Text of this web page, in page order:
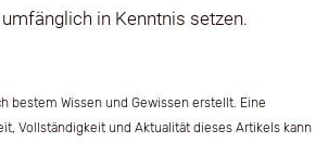
in Kenntnis setzen.
bestem Wissen und Gewissen erstellt. Eine
Vollständigkeit und Aktualität dieses Artikels kann